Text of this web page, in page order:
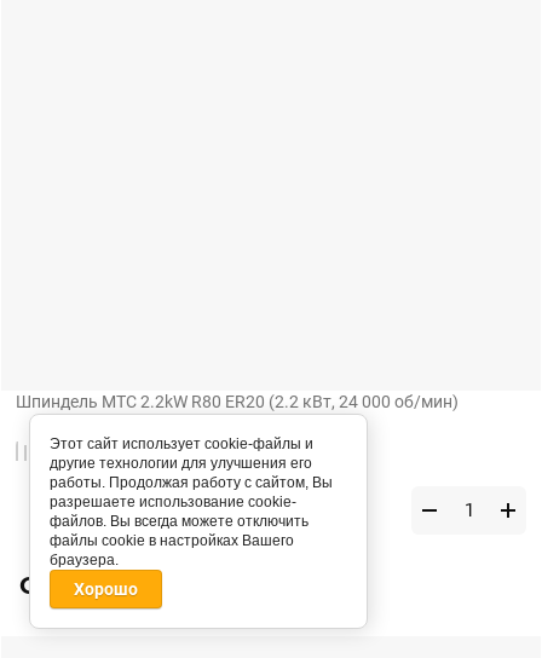
Шпиндель MTC 2.2kW R80 ER20 (2.2 кВт, 24 000 об/мин)
Цена по запросу
К сравнению
Скидка
Этот сайт использует cookie-файлы и
другие технологии для улучшения его
работы. Продолжая работу с сайтом, Вы
разрешаете использование cookie-
файлов. Вы всегда можете отключить
файлы cookie в настройках Вашего
браузера.
Хорошо